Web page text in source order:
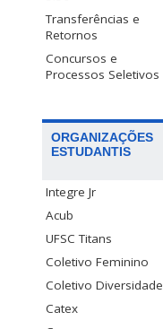
Transferências e
Retornos
Concursos e
Processos Seletivos
ORGANIZAÇÕES
ESTUDANTIS
Integre Jr
Acub
UFSC Titans
Coletivo Feminino
Coletivo Diversidade
Catex